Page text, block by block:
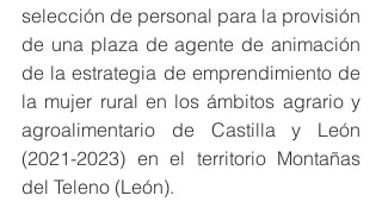
selección de personal para la provisión
de una plaza de agente de animación
de la estrategia de emprendimiento de
la mujer rural en los ámbitos agrario y
agroalimentario de Castilla y León
(2021-2023) en el territorio Montañas
del Teleno (León).